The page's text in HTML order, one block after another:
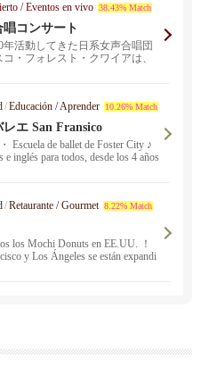
/ Eventos en vivo 38.43% Match
コンサート
年活動してきた日系女声合唱団
・フォレスト・クワイアは、
/Educación / Aprender 10.26% Match
エ San Fransico
Escuela de ballet de Foster City ♪
e inglés para todos, desde los 4 años
/Retaurante / Gourmet 8.22% Match
los Mochi Donuts en EE.UU. ！
y Los Ángeles se están expandi